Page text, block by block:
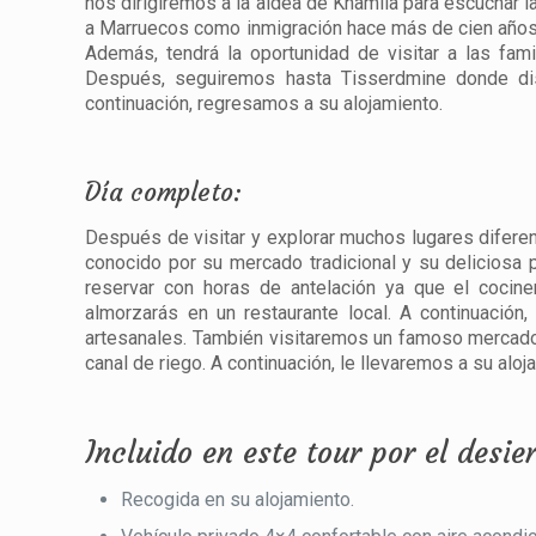
a Marruecos como inmigración hace más de cien
Además, tendrá la oportunidad de visitar a las
Después, seguiremos hasta Tisserdmine
continuación, regresamos a su alojamiento.
Día completo:
Después de visitar y explorar muchos lugares
conocido por su mercado tradicional y su
reservar con horas de antelación ya que el
almorzarás en un restaurante local. A
artesanales. También visitaremos un famoso
canal de riego. A continuación, le llevaremos a su
Incluido en este tour por el
Recogida en su alojamiento.